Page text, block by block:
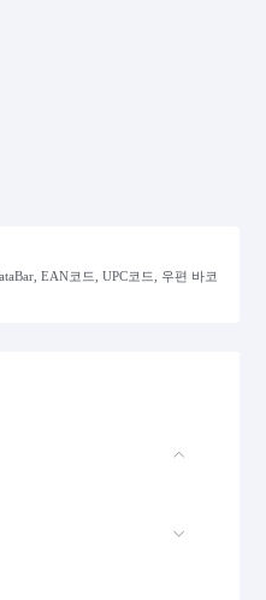
EAN코드, UPC코드, 우편 바코